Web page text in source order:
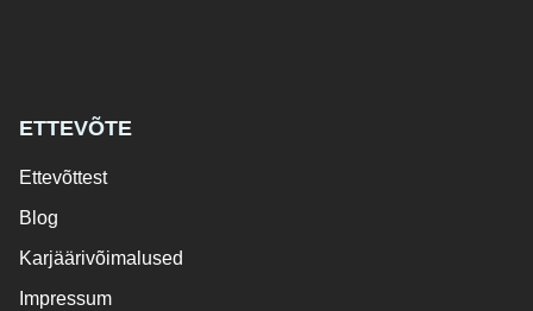
ETTEVÕTE
Ettevõttest
Blog
Karjäärivõimalused
Impressum